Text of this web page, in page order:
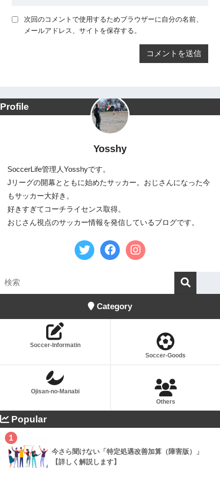
次回のコメントで使用するためブラウザーに自分の名前、
メールアドレス、サイトを保存する。
Profile
Yosshy
SoccerLife管理人Yosshyです。
Jリーグの開幕とともに始めたサッカー。おじさんになった今
もサッカー大好き。
好きすぎてコーチライセンス取得。
おじさん視点のサッカー情報を発信しているブログです。
Category
Soccer-Informatin
Soccer-Goods
Ojisan-no-Manabi
Others
Popular
1
今さら聞けない「特定処遇改善加算（障害版）」
【詳しく解説します】